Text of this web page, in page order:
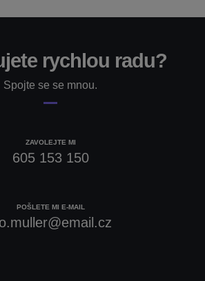
rychlou radu?
Spojte se se mnou.
ZAVOLEJTE MI
605 153 150
POŠLETE MI E-MAIL